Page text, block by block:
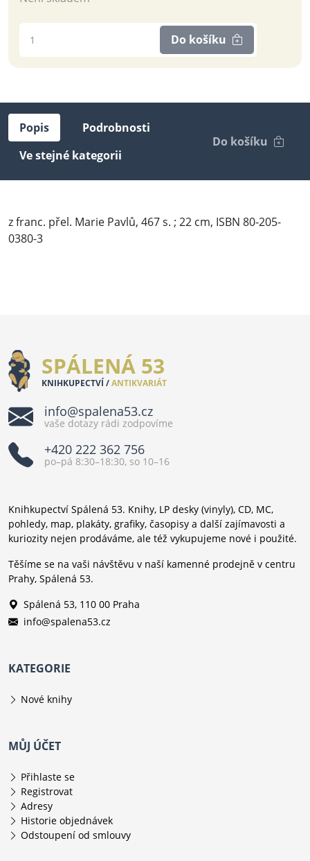
Do košíku
Popis
Podrobnosti
Ve stejné kategorii
Do košíku
z franc. přel. Marie Pavlů, 467 s. ; 22 cm, ISBN 80-205-
0380-3
SPÁLENÁ 53
KNIHKUPECTVÍ /ANTIKVARIÁT
info@spalena53.cz
vaše dotazy rádi zodpovíme
+420 222 362 756
po–pá 8:30–18:30, so 10–16
Knihkupectví Spálená 53. Knihy, LP desky (vinyly), CD, MC,
pohledy, map, plakáty, grafiky, časopisy a další zajímavosti a
kuriozity nejen prodáváme, ale též vykupujeme nové i použité.
Těšíme se na vaši návštěvu v naší kamenné prodejně v centru
Prahy, Spálená 53.
Spálená 53, 110 00 Praha
info@spalena53.cz
KATEGORIE
Nové knihy
MŮJ ÚČET
Přihlaste se
Registrovat
Adresy
Historie objednávek
Odstoupení od smlouvy